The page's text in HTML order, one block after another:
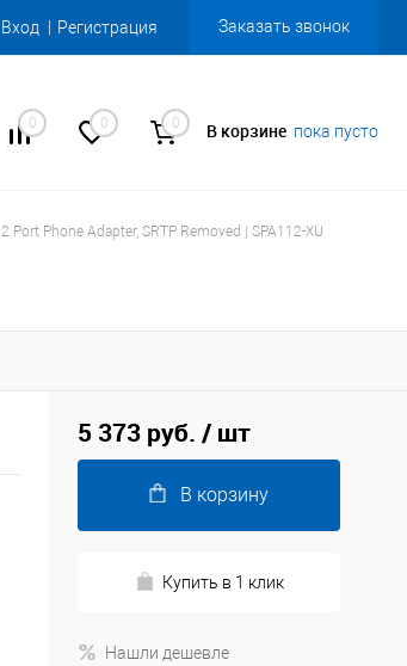
Вход Регистрация Заказать звонок
0 0 0 В корзине пока пусто
2 Port Phone Adapter, SRTP Removed | SPA112-XU
5 373 руб. / шт
В корзину
Купить в 1 клик
Нашли дешевле